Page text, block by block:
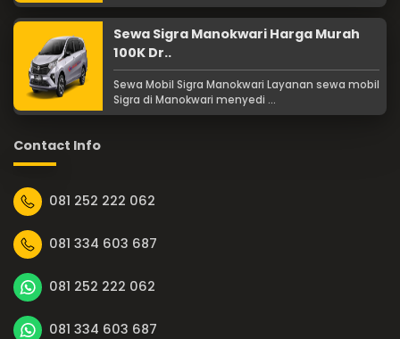
Sewa Sigra Manokwari Harga Murah
100K Dr..
Sewa Mobil Sigra Manokwari Layanan sewa mobil
Sigra di Manokwari menyedi ...
Contact Info
081 252 222 062
081 334 603 687
081 252 222 062
081 334 603 687